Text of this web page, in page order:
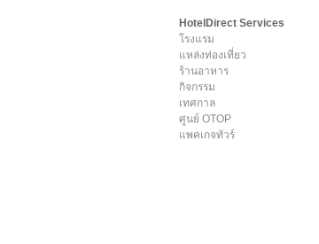
HotelDirect Services
โรงแรม
แหล่งท่องเที่ยว
ร้านอาหาร
กิจกรรม
เทศกาล
ศูนย์ OTOP
แพคเกจทัวร์